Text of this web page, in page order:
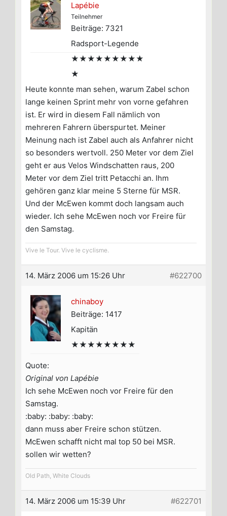
Lapébie
Teilnehmer
Beiträge: 7321
Radsport-Legende
★★★★★★★★★
★
Heute konnte man sehen, warum Zabel schon
lange keinen Sprint mehr von vorne gefahren
ist. Er wird in diesem Fall nämlich von
mehreren Fahrern überspurtet. Meiner
Meinung nach ist Zabel auch als Anfahrer nicht
so besonders wertvoll. 250 Meter vor dem Ziel
geht er aus Velos Windschatten raus, 200
Meter vor dem Ziel tritt Petacchi an. Ihm
gehören ganz klar meine 5 Sterne für MSR.
Und der McEwen kommt doch langsam auch
wieder. Ich sehe McEwen noch vor Freire für
den Samstag.
Vive le Tour. Vive le cyclisme.
14. März 2006 um 15:26 Uhr #622700
chinaboy
Beiträge: 1417
Kapitän
★★★★★★★★
Quote:
Original von Lapébie
Ich sehe McEwen noch vor Freire für den
Samstag.
:baby: :baby: :baby:
dann muss aber Freire schon stützen.
McEwen schafft nicht mal top 50 bei MSR.
sollen wir wetten?
Old Path, White Clouds
14. März 2006 um 15:39 Uhr #622701